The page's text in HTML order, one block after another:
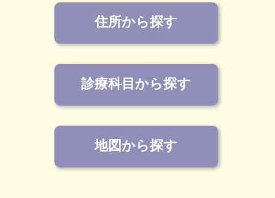
住所から探す
診療科目から探す
地図から探す